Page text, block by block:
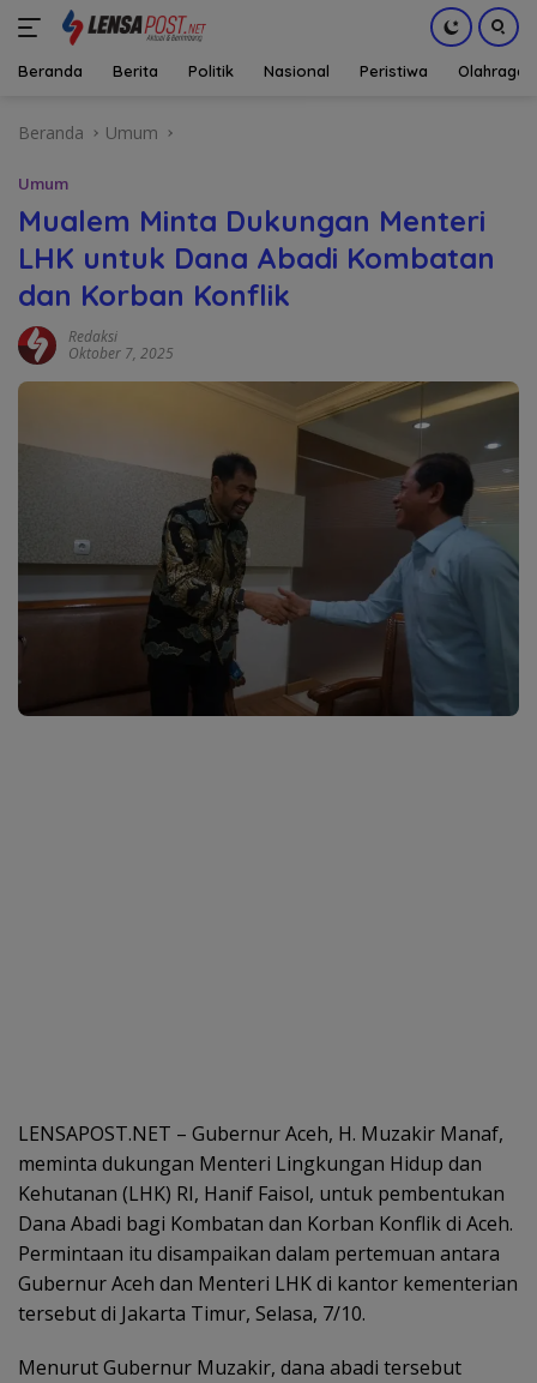
Beranda Berita Politik Nasional Peristiwa Olahraga
Beranda Umum
Umum
Mualem Minta Dukungan Menteri
LHK untuk Dana Abadi Kombatan
dan Korban Konflik
Redaksi
Oktober 7, 2025
LENSAPOST.NET – Gubernur Aceh, H. Muzakir Manaf,
meminta dukungan Menteri Lingkungan Hidup dan
Kehutanan (LHK) RI, Hanif Faisol, untuk pembentukan
Dana Abadi bagi Kombatan dan Korban Konflik di Aceh.
Permintaan itu disampaikan dalam pertemuan antara
Gubernur Aceh dan Menteri LHK di kantor kementerian
tersebut di Jakarta Timur, Selasa, 7/10.
Menurut Gubernur Muzakir, dana abadi tersebut